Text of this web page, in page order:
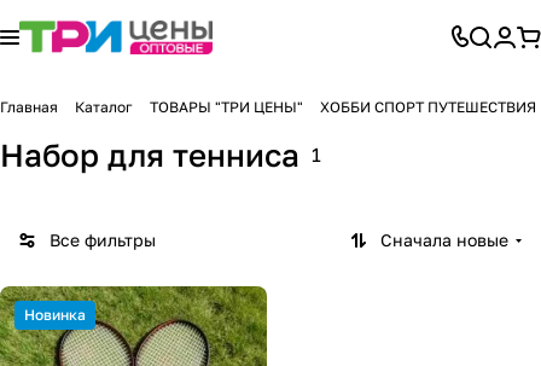
Главная Каталог ТОВАРЫ "ТРИ ЦЕНЫ" ХОББИ СПОРТ ПУТЕШЕСТВИЯ
Набор для тенниса 1
Все фильтры Сначала новые
Новинка